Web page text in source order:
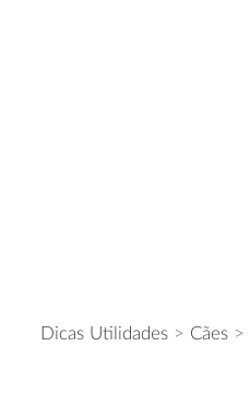
Dicas Utilidades > Cães >